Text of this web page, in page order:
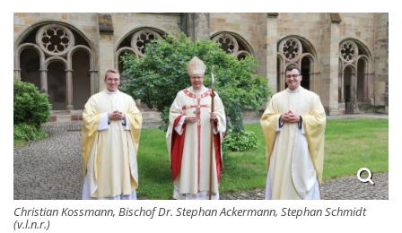
Christian Kossmann, Bischof Dr. Stephan Ackermann, Stephan Schmidt
(v.l.n.r.)